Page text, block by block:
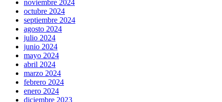
noviembre 2024
octubre 2024
septiembre 2024
agosto 2024
julio 2024
junio 2024
mayo 2024
abril 2024
marzo 2024
febrero 2024
enero 2024
diciembre 2023